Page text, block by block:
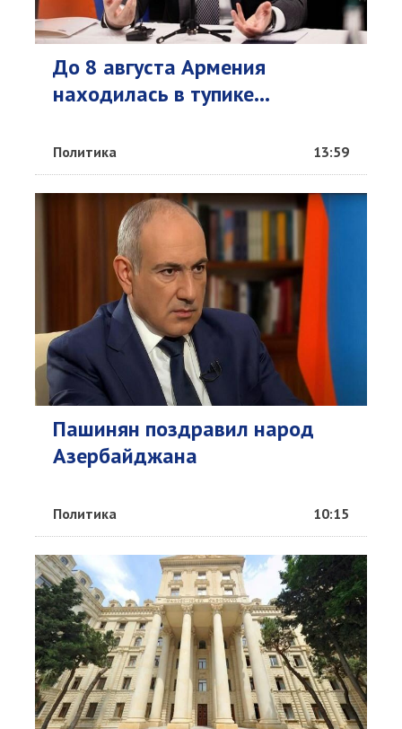
До 8 августа Армения
находилась в тупике...
Политика 13:59
Пашинян поздравил народ
Азербайджана
Политика 10:15